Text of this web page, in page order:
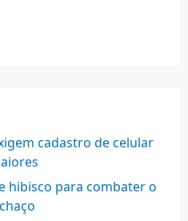
cadastro de celular
hibisco para combater o